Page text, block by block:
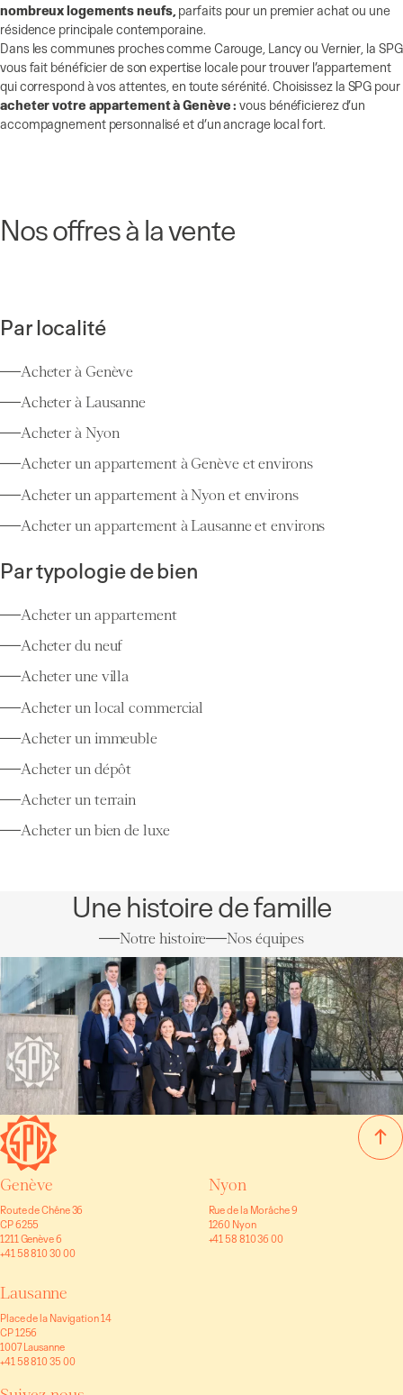
nombreux logements neufs, parfaits pour un premier achat ou une
résidence principale contemporaine.
Dans les communes proches comme Carouge, Lancy ou Vernier, la SPG
vous fait bénéficier de son expertise locale pour trouver l’appartement
qui correspond à vos attentes, en toute sérénité. Choisissez la SPG pour
acheter votre appartement à Genève : vous bénéficierez d’un
accompagnement personnalisé et d’un ancrage local fort.
Nos offres à la vente
Par localité
Acheter à Genève
Acheter à Lausanne
Acheter à Nyon
Acheter un appartement à Genève et environs
Acheter un appartement à Nyon et environs
Acheter un appartement à Lausanne et environs
Par typologie de bien
Acheter un appartement
Acheter du neuf
Acheter une villa
Acheter un local commercial
Acheter un immeuble
Acheter un dépôt
Acheter un terrain
Acheter un bien de luxe
Une histoire de famille
Notre histoire Nos équipes
Genève
Route de Chêne 36
CP 6255
1211 Genève 6
+41 58 810 30 00
Nyon
Rue de la Morâche 9
1260 Nyon
+41 58 810 36 00
Lausanne
Place de la Navigation 14
CP 1256
1007 Lausanne
+41 58 810 35 00